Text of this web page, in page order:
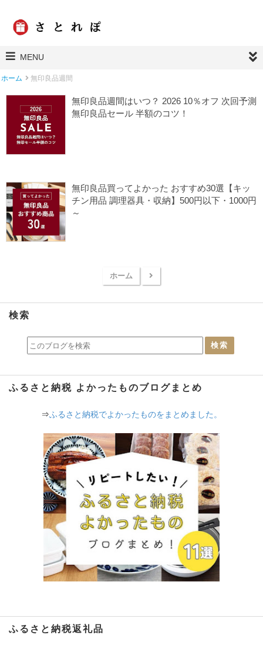
MENU
ホーム 無印良品週間
無印良品週間はいつ？ 2026 10％オフ 次回予測
無印良品セール 半額のコツ！
無印良品買ってよかった おすすめ30選【キッ
チン用品 調理器具・収納】500円以下・1000円
～
無印良品週間ホーム
検索
ふるさと納税 よかったものブログまとめ
⇒ふるさと納税でよかったものをまとめました。
ふるさと納税返礼品